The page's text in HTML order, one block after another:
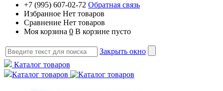
+7 (995) 607-02-72 Обратная связь
Избранное Нет товаров
Сравнение Нет товаров
Моя корзина 0 В корзине пусто
Закрыть окно
Каталог товаров
Каталог товаров